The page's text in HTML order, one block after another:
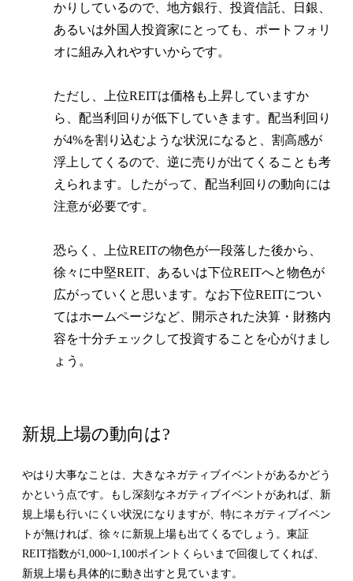
かりしているので、地方銀行、投資信託、日銀、
あるいは外国人投資家にとっても、ポートフォリ
オに組み入れやすいからです。
ただし、上位REITは価格も上昇していますか
ら、配当利回りが低下していきます。配当利回り
が4%を割り込むような状況になると、割高感が
浮上してくるので、逆に売りが出てくることも考
えられます。したがって、配当利回りの動向には
注意が必要です。
恐らく、上位REITの物色が一段落した後から、
徐々に中堅REIT、あるいは下位REITへと物色が
広がっていくと思います。なお下位REITについ
てはホームページなど、開示された決算・財務内
容を十分チェックして投資することを心がけまし
ょう。
新規上場の動向は?
やはり大事なことは、大きなネガティブイベントがあるかどう
かという点です。もし深刻なネガティブイベントがあれば、新
規上場も行いにくい状況になりますが、特にネガティブイベン
トが無ければ、徐々に新規上場も出てくるでしょう。東証
REIT指数が1,000~1,100ポイントくらいまで回復してくれば、
新規上場も具体的に動き出すと見ています。